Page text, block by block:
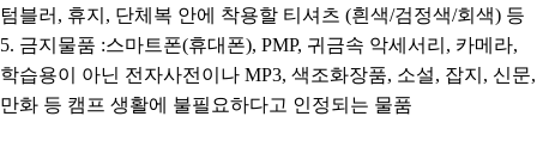
텀블러, 휴지, 단체복 안에 착용할 티셔츠 (흰색/검정색/회색) 등
5. 금지물품 :스마트폰(휴대폰), PMP, 귀금속 악세서리, 카메라,
학습용이 아닌 전자사전이나 MP3, 색조화장품, 소설, 잡지, 신문,
만화 등 캠프 생활에 불필요하다고 인정되는 물품